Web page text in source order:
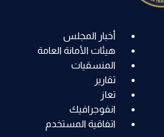
أخبار المجلس
هيئات الأمانة العامة
المنسقيات
تقارير
تعاز
انفوجرافيك
اتفاقية المستخدم